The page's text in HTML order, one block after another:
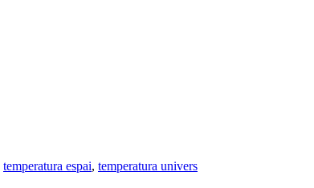
temperatura espai, temperatura univers